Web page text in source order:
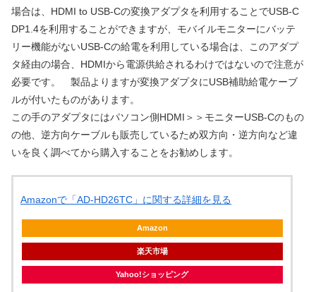
場合は、HDMI to USB-Cの変換アダプタを利用することでUSB-C
DP1.4を利用することができますが、モバイルモニターにバッテ
リー機能がないUSB-Cの給電を利用している場合は、このアダプ
タ経由の場合、HDMIから電源供給されるわけではないので注意が
必要です。 製品よりますが変換アダプタにUSB補助給電ケーブ
ルが付いたものがあります。
この手のアダプタにはパソコン側HDMI＞＞モニターUSB-Cのもの
の他、逆方向ケーブルも販売しているため双方向・逆方向など違
いを良く調べてから購入することをお勧めします。
Amazonで「AD-HD26TC」に関する詳細を見る
Amazon
楽天市場
Yahoo!ショッピング